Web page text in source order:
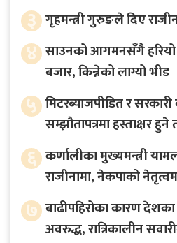
३ गृहमन्त्री गुरुङले दिए
४ साउनको आगमनसँगै
बजार, किन्नेको लाग्यो भीड
५ मिटरब्याजपीडित र
सम्झौतापत्रमा हस्ताक्षर हुने
६ कर्णालीका मुख्यमन्त्री
राजीनामा, नेकपाको
७ बाढीपहिरोका कारण
अवरुद्ध, रात्रिकालीन